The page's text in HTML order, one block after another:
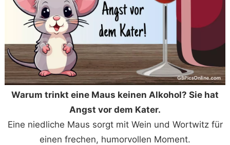
Warum trinkt eine Maus keinen Alkohol? Sie hat
Angst vor dem Kater.
Eine niedliche Maus sorgt mit Wein und Wortwitz für
einen frechen, humorvollen Moment.